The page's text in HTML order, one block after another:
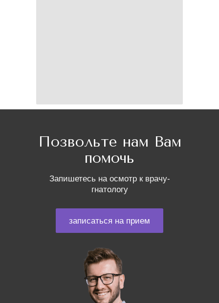
Позвольте нам Вам
помочь
Запишетесь на осмотр к врачу-
гнатологу
записаться на прием